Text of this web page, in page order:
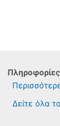
Πληροφορίες
Δείτε όλα